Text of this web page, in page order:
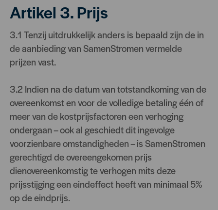
Artikel 3. Prijs
3.1 Tenzij uitdrukkelijk anders is bepaald zijn de in
de aanbieding van SamenStromen vermelde
prijzen vast.
3.2 Indien na de datum van totstandkoming van de
overeenkomst en voor de volledige betaling één of
meer van de kostprijsfactoren een verhoging
ondergaan – ook al geschiedt dit ingevolge
voorzienbare omstandigheden – is SamenStromen
gerechtigd de overeengekomen prijs
dienovereenkomstig te verhogen mits deze
prijsstijging een eindeffect heeft van minimaal 5%
op de eindprijs.